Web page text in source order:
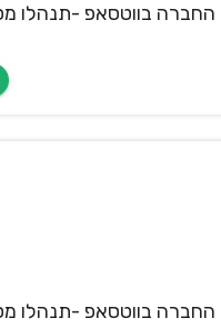
תתנו שירות לקוחות דיגיטאלי ללקוחות
תתנו שירות לקוחות דיגיטאלי ללקוחות